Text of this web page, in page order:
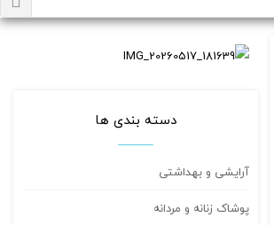
دسته بندی ها
آرایشی و بهداشتی
پوشاک زنانه و مردانه